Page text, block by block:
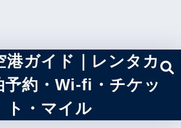
港ガイド｜レンタカ
予約・Wi-fi・チケッ
ト・マイル